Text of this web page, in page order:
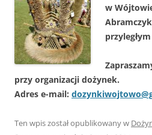
w
przy organizacji dożynek.
Adres e-mail:
Ten wpis został opublikowany w